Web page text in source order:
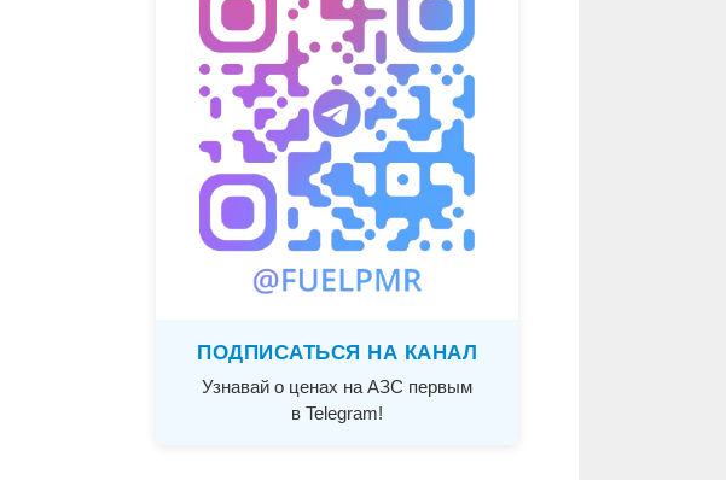
ПОДПИСАТЬСЯ НА КАНАЛ
Узнавай о ценах на АЗС первым
в Telegram!